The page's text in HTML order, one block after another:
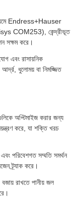
Endress+Hauser
COM253), কেন্দ্রীভূত
সক্ষম করে।
এবং রাসায়নিক
ধুলোময় বা নিমজ্জিত
অপ্টিমাইজ করার জন্য
করে, যা শক্তি খরচ
পরিবেশগত সম্মতি সমর্থন
ট্র্যাক করে।
রাখতে পানীয় জল